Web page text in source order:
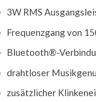
3W RMS
Frequenzgang von
Bluetooth®-
drahtloser
zusätzlicher